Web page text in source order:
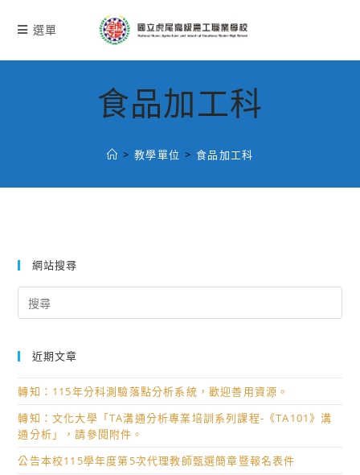
選單
食品加工科
> 教學單位 > 食品加工科
網站搜尋
for:
近期文章
轉知：115年分科測驗落點分析系統，歡迎善用資源。
轉知：文化大學「TA溝通分析專業培訓系列課程-《TA101》溝
通分析」，請參閱附件。
公告本校115學年度第5次代理教師甄選簡章暨報名表件